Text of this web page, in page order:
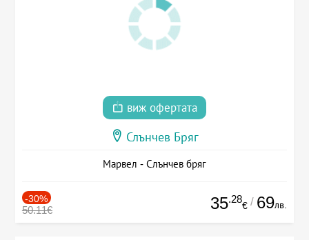
виж офертата
Слънчев Бряг
Марвел - Слънчев бряг
-30%
50.11€ 35.28
€ / 69лв.